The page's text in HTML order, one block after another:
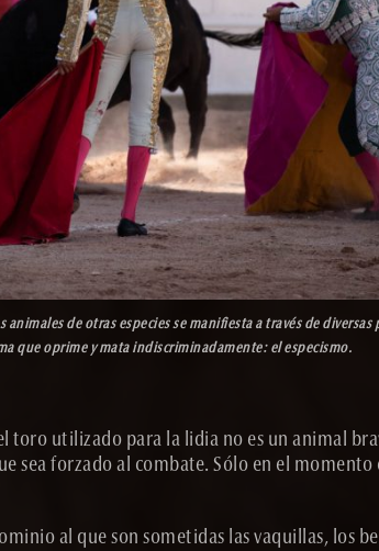
de otras especies se manifiesta a través de diversas
que oprime y mata indiscriminadamente: el especismo.
utilizado para la lidia no es un animal
sea forzado al combate. Sólo en el
al que son sometidas las vaquillas, los